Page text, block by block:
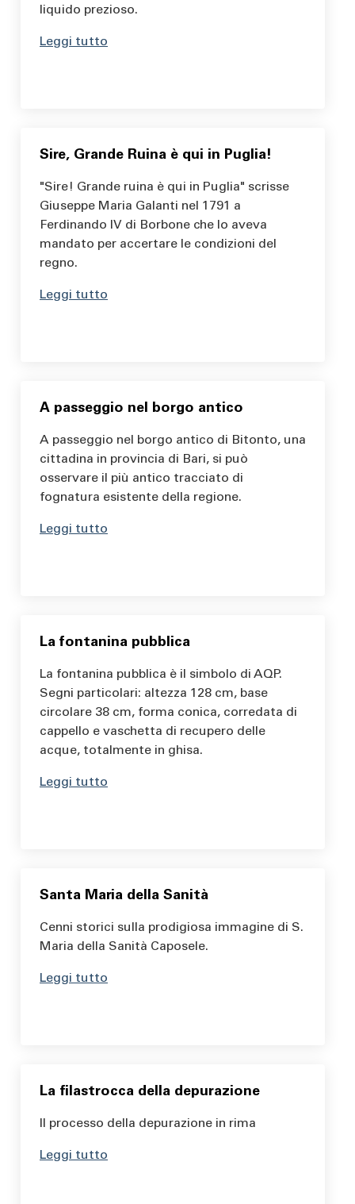
liquido prezioso.
Leggi tutto
Sire, Grande Ruina è qui in Puglia!
"Sire! Grande ruina è qui in Puglia" scrisse
Giuseppe Maria Galanti nel 1791 a
Ferdinando IV di Borbone che lo aveva
mandato per accertare le condizioni del
regno.
Leggi tutto
A passeggio nel borgo antico
A passeggio nel borgo antico di Bitonto, una
cittadina in provincia di Bari, si può
osservare il più antico tracciato di
fognatura esistente della regione.
Leggi tutto
La fontanina pubblica
La fontanina pubblica è il simbolo di AQP.
Segni particolari: altezza 128 cm, base
circolare 38 cm, forma conica, corredata di
cappello e vaschetta di recupero delle
acque, totalmente in ghisa.
Leggi tutto
Santa Maria della Sanità
Cenni storici sulla prodigiosa immagine di S.
Maria della Sanità Caposele.
Leggi tutto
La filastrocca della depurazione
Il processo della depurazione in rima
Leggi tutto